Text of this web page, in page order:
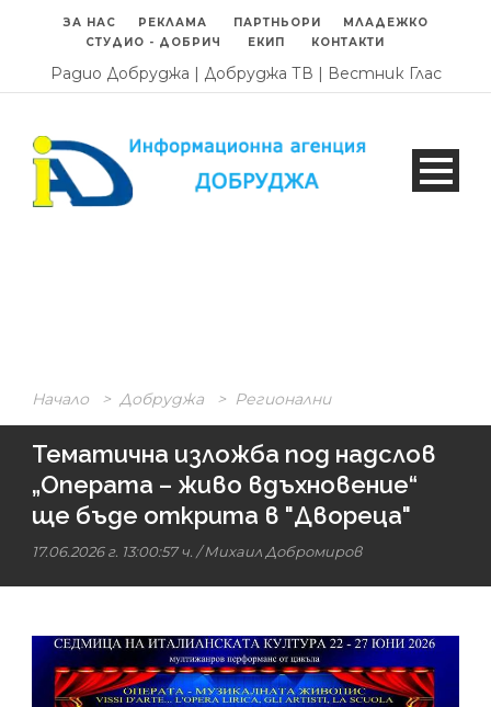
ЗА НАС РЕКЛАМА ПАРТНЬОРИ
МЛАДЕЖКО
СТУДИО - ДОБРИЧ
ЕКИП КОНТАКТИ
Радио Добруджа | Добруджа ТВ | Вестник Глас
Начало > Добруджа > Регионални
Тематична изложба под надслов
„Операта – живо вдъхновение“
ще бъде открита в "Двореца"
17.06.2026 г. 13:00:57 ч. /Михаил Добромиров